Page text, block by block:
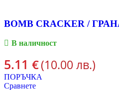
BOMB CRACKER /
В наличност
5.11 €(10.00 лв.)
ПОРЪЧКА
Сравнете